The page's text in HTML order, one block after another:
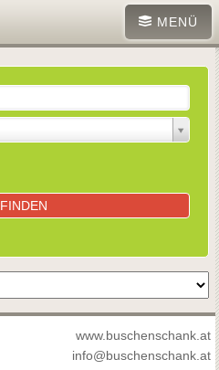
MENÜ
FINDEN
www.buschenschank.at
info@buschenschank.at